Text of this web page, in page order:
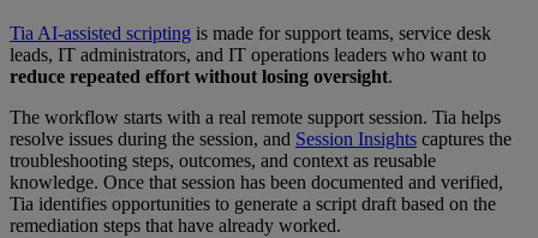
Tia AI-assisted scripting is made for support teams, service desk
leads, IT administrators, and IT operations leaders who want to
reduce repeated effort without losing oversight.
The workflow starts with a real remote support session. Tia helps
resolve issues during the session, and Session Insights captures the
troubleshooting steps, outcomes, and context as reusable
knowledge. Once that session has been documented and verified,
Tia identifies opportunities to generate a script draft based on the
remediation steps that have already worked.